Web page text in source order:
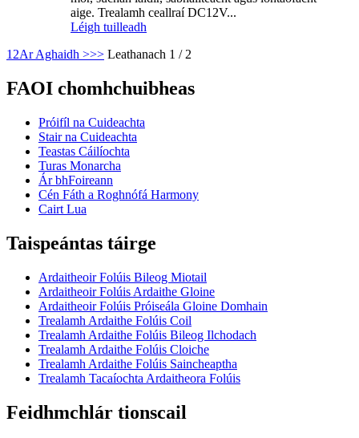
aige. Trealamh ceallraí DC12V...
Léigh tuilleadh
1 2Ar Aghaidh >>> Leathanach 1 / 2
FAOI chomhchuibheas
Próifíl na Cuideachta
Stair na Cuideachta
Teastas Cáilíochta
Turas Monarcha
Ár bhFoireann
Cén Fáth a Roghnófá Harmony
Cairt Lua
Taispeántas táirge
Ardaitheoir Folúis Bileog Miotail
Ardaitheoir Folúis Ardaithe Gloine
Ardaitheoir Folúis Próiseála Gloine Domhain
Trealamh Ardaithe Folúis Coil
Trealamh Ardaithe Folúis Bileog Ilchodach
Trealamh Ardaithe Folúis Cloiche
Trealamh Ardaithe Folúis Saincheaptha
Trealamh Tacaíochta Ardaitheora Folúis
Feidhmchlár tionscail